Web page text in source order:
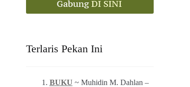
Terlaris Pekan Ini
BUKU ~ Muhidin M. Dahlan –